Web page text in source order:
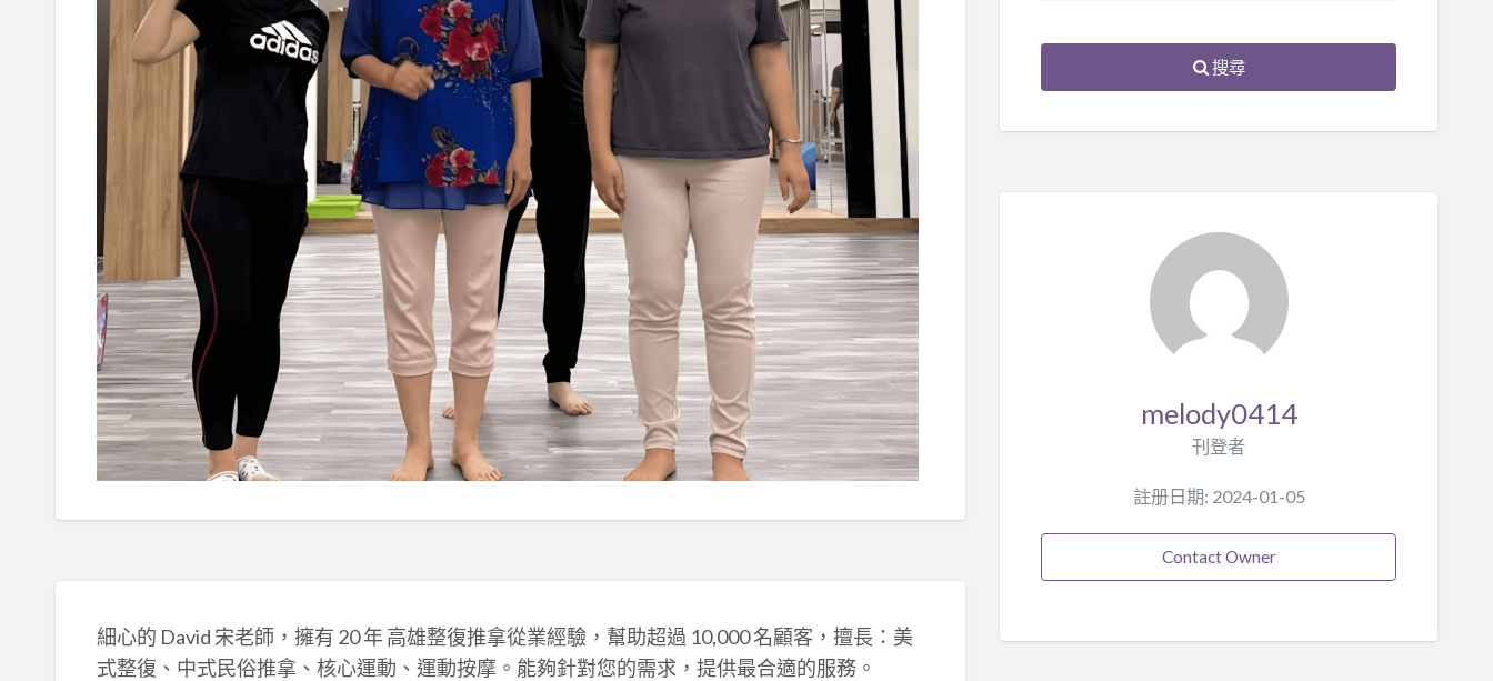
細心的 David 宋老師，擁有 20 年 高雄整復推拿從業經驗，幫助超過 10,000 名顧客，擅長：美
式整復、中式民俗推拿、核心運動、運動按摩。能夠針對您的需求，提供最合適的服務。
搜尋
melody0414
刊登者
註册日期: 2024-01-05
Contact Owner